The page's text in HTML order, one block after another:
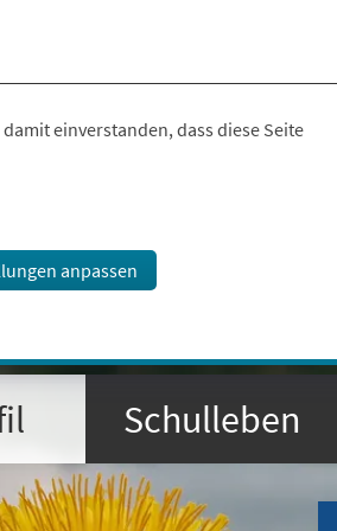
einverstanden, dass diese Seite
anpassen
Schulleben